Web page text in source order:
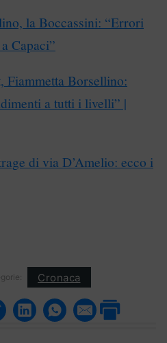
la Boccassini: “Errori
Capaci”
Fiammetta Borsellino:
a tutti i livelli” |
di via D’Amelio: ecco i
Cronaca